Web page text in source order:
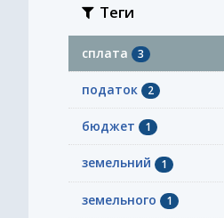
Теги
сплата 3
податок 2
бюджет 1
земельний 1
земельного 1